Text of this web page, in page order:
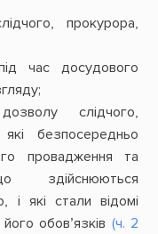
прокурора,
час досудового
слідчого,
безпосередньо
провадження та
здійснюються
і які стали відомі
обов’язків (ч. 2